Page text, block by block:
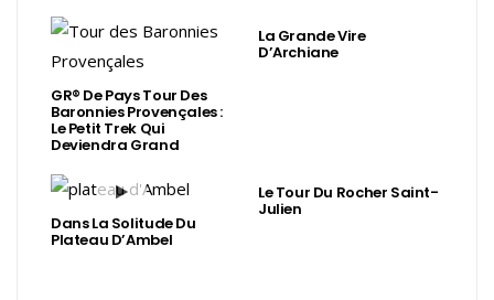
GR® De Pays Tour Des
Baronnies Provençales :
Le Petit Trek Qui
Deviendra Grand
La Grande Vire
D’Archiane
Dans La Solitude Du
Plateau D’Ambel
Le Tour Du Rocher Saint-
Julien